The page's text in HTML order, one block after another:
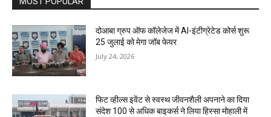
दोआबा ग्रुप ऑफ कॉलेजेज में AI-इंटीग्रेटेड कोर्स शुरू
25 जुलाई को मेगा जॉब फेयर
July 24, 2026
फिट व्हील्स इवेंट से स्वस्थ जीवनशैली अपनाने का दिया
संदेश 100 से अधिक बाइकर्स ने लिया हिस्सा मोहाली में